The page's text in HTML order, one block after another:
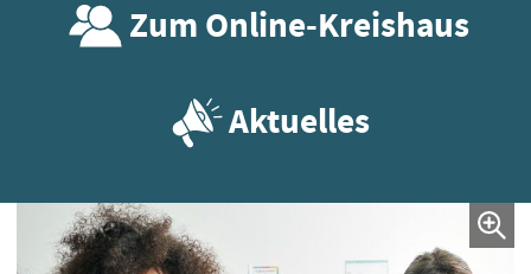
Zum Online-Kreishaus
Aktuelles